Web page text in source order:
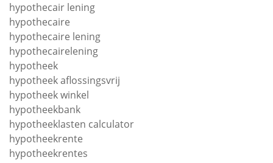
hypothecair lening
hypothecaire
hypothecaire lening
hypothecairelening
hypotheek
hypotheek aflossingsvrij
hypotheek winkel
hypotheekbank
hypotheeklasten calculator
hypotheekrente
hypotheekrentes